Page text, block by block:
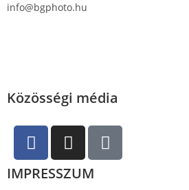
info@bgphoto.hu
Közösségi média
IMPRESSZUM